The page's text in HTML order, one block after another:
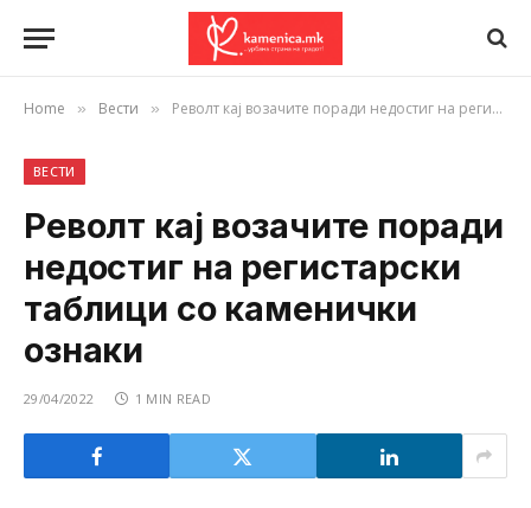
Home » Вести » Револт кај возачите поради недостиг на регистарски таблици со каменички ознаки
ВЕСТИ
Револт кај возачите поради
недостиг на регистарски
таблици со каменички
ознаки
29/04/2022 1 MIN READ